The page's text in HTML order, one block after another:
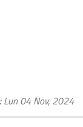
Lun 04 Nov, 2024